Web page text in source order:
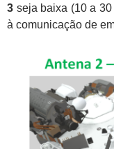
3 seja baixa (10 a
à comunicação de